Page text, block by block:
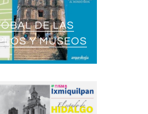
DE LAS
Y MUSEOS